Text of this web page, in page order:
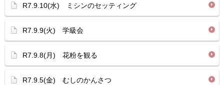
R7.9.10(水) ミシンのセッティング
R7.9.9(火) 学級会
R7.9.8(月) 花粉を観る
R7.9.5(金) むしのかんさつ